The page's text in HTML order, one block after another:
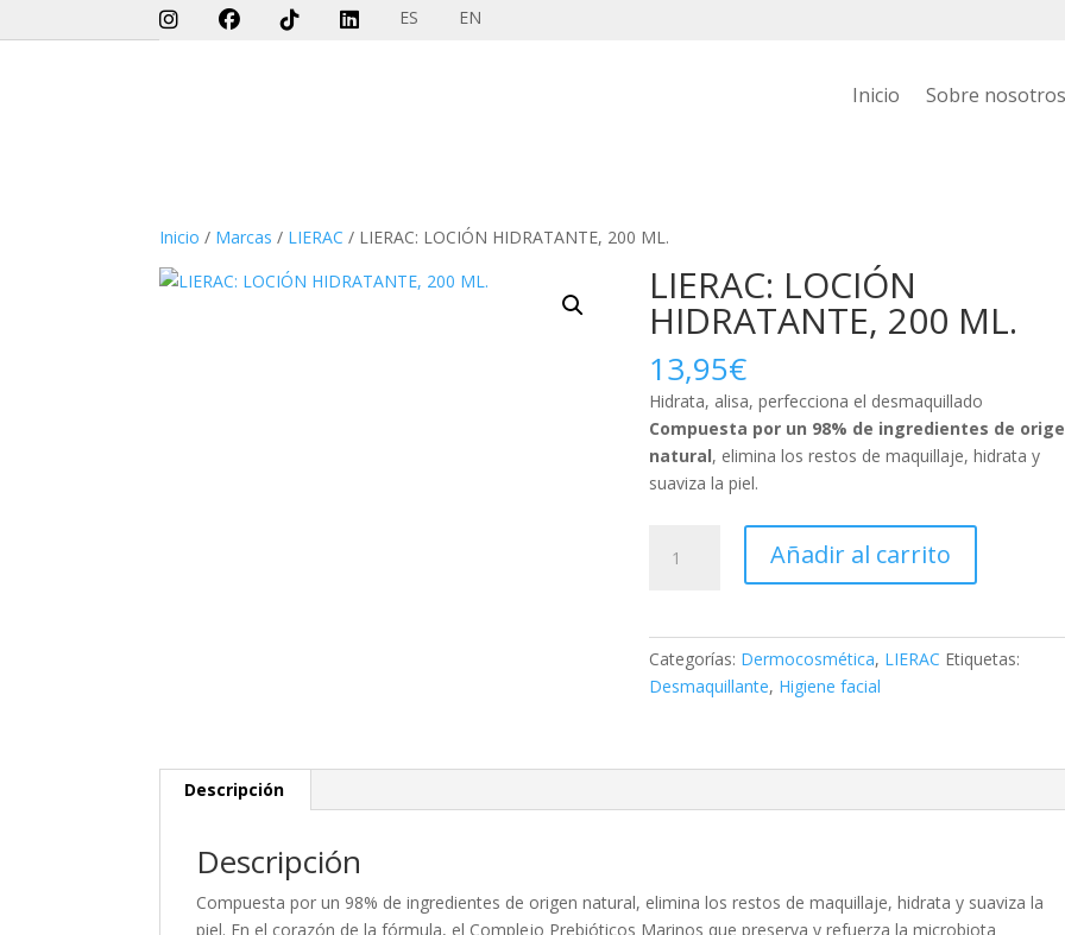
ES EN
Inicio Sobre nosotros
Inicio / Marcas / LIERAC / LIERAC: LOCIÓN HIDRATANTE, 200 ML.
LIERAC: LOCIÓN
HIDRATANTE, 200 ML.
13,95€
Hidrata, alisa, perfecciona el desmaquillado
Compuesta por un 98% de ingredientes de
natural, elimina los restos de maquillaje, hidrata y
suaviza la piel.
LOCIÓN
HIDRATANTE,
cantidad
Añadir al carrito
Categorías: Dermocosmética, LIERAC Etiquetas:
Desmaquillante, Higiene facial
Descripción
Descripción
Compuesta por un 98% de ingredientes de origen natural, elimina los restos de maquillaje, hidrata y suaviza la
piel. En el corazón de la fórmula, el Complejo Prebióticos Marinos que preserva y refuerza la microbiota